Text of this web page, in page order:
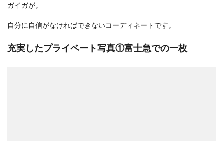
ガイガが。
自分に自信がなければできないコーディネートです。
充実したプライベート写真①富士急での一枚